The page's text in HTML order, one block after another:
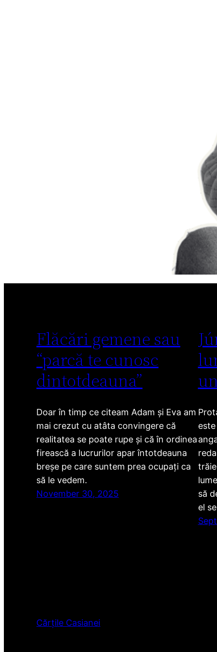
Flăcări gemene sau
“parcă te cunosc
dintotdeauna”
Doar în timp ce citeam Adam și Eva am
mai crezut cu atâta convingere că
realitatea se poate rupe și că în ordinea
firească a lucrurilor apar întotdeauna
breșe pe care suntem prea ocupați ca
să le vedem.
November 30, 2025
să
el
Cărțile Casianei